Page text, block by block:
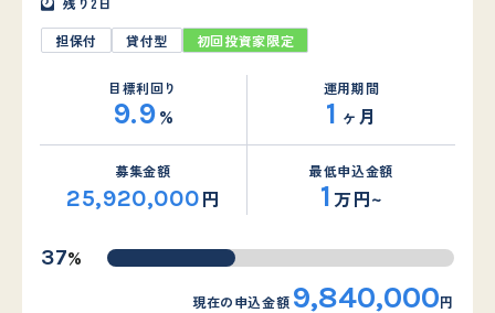
担保付
貸付型 初回投資家限定
募集金額
25,920,000円
目標利回り
9.9%
運用期間
1 ヶ月
最低申込金額
1万円~
37%
現在の申込金額 9,840,000円